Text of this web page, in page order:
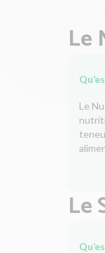
Le
Le
Le